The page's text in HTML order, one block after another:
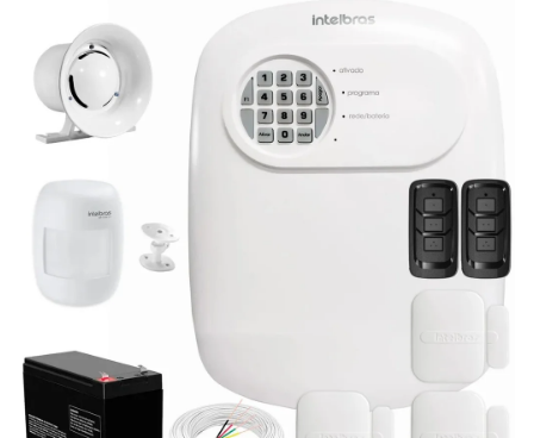
Ativar tradutor em libras